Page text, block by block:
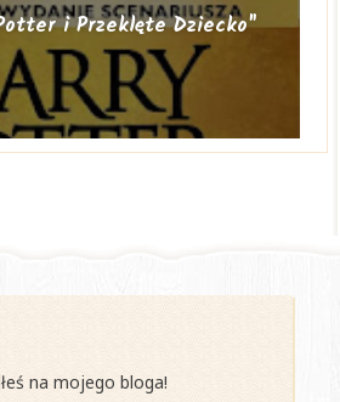
i Przeklęte Dziecko"
na mojego bloga!